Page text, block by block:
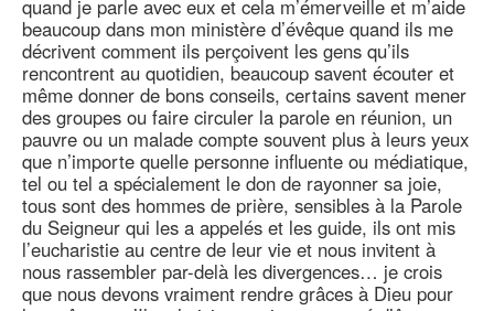
quand je parle avec eux et cela m’émerveille et m’aide
beaucoup dans mon ministère d’évêque quand ils me
décrivent comment ils perçoivent les gens qu’ils
rencontrent au quotidien, beaucoup savent écouter et
même donner de bons conseils, certains savent mener
des groupes ou faire circuler la parole en réunion, un
pauvre ou un malade compte souvent plus à leurs yeux
que n’importe quelle personne influente ou médiatique,
tel ou tel a spécialement le don de rayonner sa joie,
tous sont des hommes de prière, sensibles à la Parole
du Seigneur qui les a appelés et les guide, ils ont mis
l’eucharistie au centre de leur vie et nous invitent à
nous rassembler par-delà les divergences… je crois
que nous devons vraiment rendre grâces à Dieu pour